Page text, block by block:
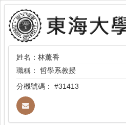
姓名：林薰香
職稱： 哲學系教授
分機號碼： #31413